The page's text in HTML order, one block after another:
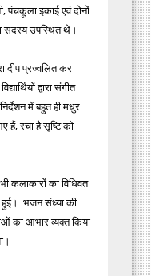
पंचकूला इकाई एवं दोनों
सदस्य उपस्थित थे।
दीप प्रज्वलित कर
द्वारा संगीत
में बहुत ही मधुर
रचा है सृष्टि को
कलाकारों का विधिवत
हुई। भजन संध्या की
का आभार व्यक्त किया